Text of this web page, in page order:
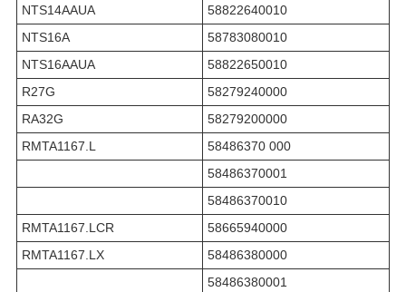
NTS14AAUA
58822640010
NTS16A
58783080010
NTS16AAUA
58822650010
R27G
58279240000
RA32G
58279200000
RMTA1167.L
58486370 000
58486370001
58486370010
RMTA1167.LCR
58665940000
RMTA1167.LX
58486380000
58486380001